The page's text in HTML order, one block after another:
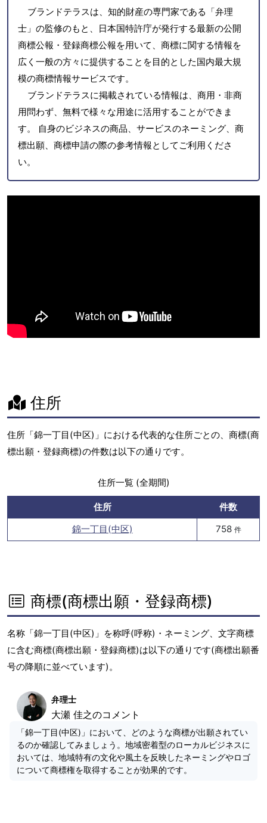
ブランドテラスは、知的財産の専門家である「弁理
士」の監修のもと、日本国特許庁が発行する最新の公開
商標公報・登録商標公報を用いて、商標に関する情報を
広く一般の方々に提供することを目的とした国内最大規
模の商標情報サービスです。
ブランドテラスに掲載されている情報は、商用・非商
用問わず、無料で様々な用途に活用することができま
す。 自身のビジネスの商品、サービスのネーミング、商
標出願、商標申請の際の参考情報としてご利用くださ
い。
住所
住所「錦一丁目(中区)」における代表的な住所ごとの、商標(商
標出願・登録商標)の件数は以下の通りです。
住所一覧 (全期間)
住所
件数
錦一丁目(中区)
758 件
商標(商標出願・登録商標)
名称「錦一丁目(中区)」を称呼(呼称)・ネーミング、文字商標
に含む商標(商標出願・登録商標)は以下の通りです(商標出願番
号の降順に並べています)。
弁理士
大瀬 佳之のコメント
「錦一丁目(中区)」において、どのような商標が出願されてい
るのか確認してみましょう。地域密着型のローカルビジネスに
おいては、地域特有の文化や風土を反映したネーミングやロゴ
について商標権を取得することが効果的です。